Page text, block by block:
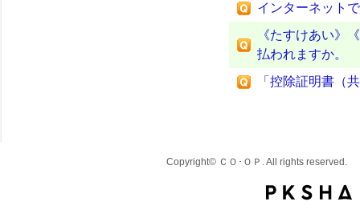
インターネット
《たすけあい》
払われますか。
「控除証明書（
Copyright© ＣＯ･ＯＰ. All rights reserved.